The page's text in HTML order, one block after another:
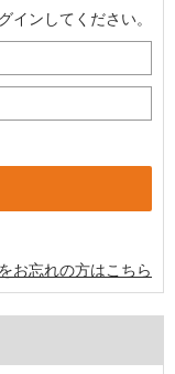
インしてください。
お忘れの方はこちら